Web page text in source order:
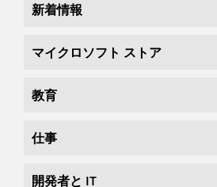
新着情報
マイクロソフト ストア
教育
仕事
開発者と IT